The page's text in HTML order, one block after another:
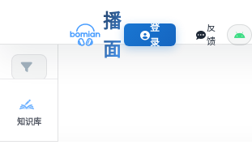
播
面
登
录
反
馈
知识库